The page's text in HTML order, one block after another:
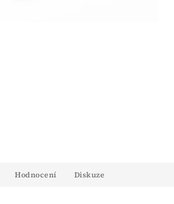
Hodnocení Diskuze